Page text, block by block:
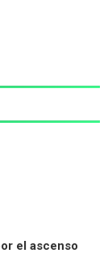
el ascenso